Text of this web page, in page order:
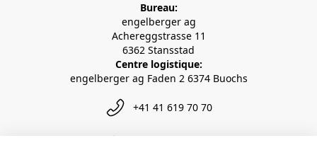
Bureau:
engelberger ag
Achereggstrasse 11
6362 Stansstad
Centre logistique:
engelberger ag Faden 2 6374 Buochs
+41 41 619 70 70